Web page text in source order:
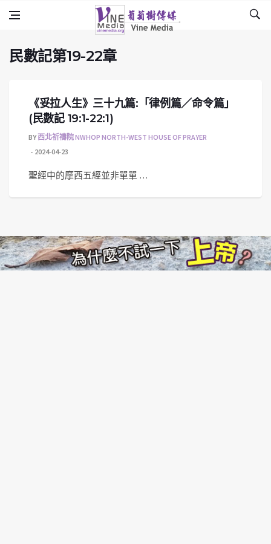
民數記第19-22章
Vine Media
葡萄樹傳媒
民數記第19-22章
《妥拉人生》三十九篇:「律例篇／命令篇」
(民數記 19:1-22:1)
BY西北祈禱院 NWHOP NORTH-WEST HOUSE OF PRAYER
2024-04-23
聖經中的摩西五經並非單單 …